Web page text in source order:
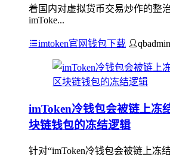
着国内对虚拟货币交易炒作的整
imToke...
imtoken官网钱包下载 qbadmin
imToken冷钱包会被链上冻
块链钱包的冻结逻辑
针对“imToken冷钱包会被链上冻